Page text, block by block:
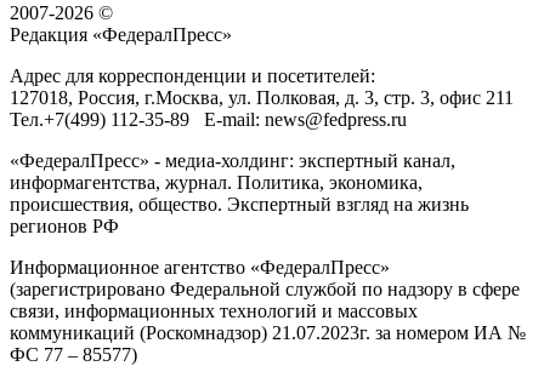
2007-2026 ©
Редакция «ФедералПресс»
Адрес для корреспонденции и посетителей:
127018, Россия, г.Москва, ул. Полковая, д. 3, стр. 3, офис 211
Тел.+7(499) 112-35-89 E-mail: news@fedpress.ru
«ФедералПресс» - медиа-холдинг: экспертный канал,
информагентства, журнал. Политика, экономика,
происшествия, общество. Экспертный взгляд на жизнь
регионов РФ
Информационное агентство «ФедералПресс»
(зарегистрировано Федеральной службой по надзору в сфере
связи, информационных технологий и массовых
коммуникаций (Роскомнадзор) 21.07.2023г. за номером ИА №
ФС 77 – 85577)